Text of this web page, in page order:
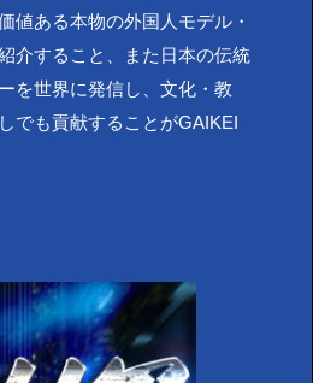
値ある本物の外国人モデル・
介すること、また日本の伝統
を世界に発信し、文化・教
でも貢献することがGAIKEI